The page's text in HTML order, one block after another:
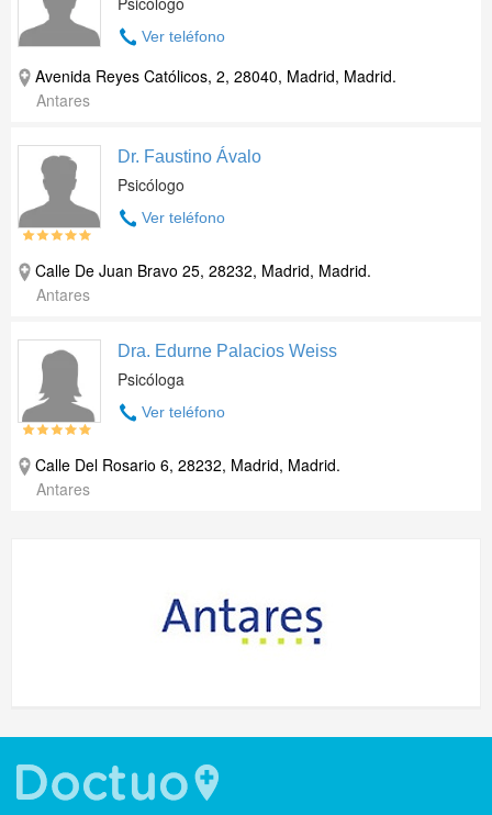
Ver teléfono
Avenida Reyes Católicos, 2, 28040, Madrid, Madrid.
Antares
Dr. Faustino Ávalo
Psicólogo
Ver teléfono
Calle De Juan Bravo 25, 28232, Madrid, Madrid.
Antares
Dra. Edurne Palacios Weiss
Psicóloga
Ver teléfono
Calle Del Rosario 6, 28232, Madrid, Madrid.
Antares